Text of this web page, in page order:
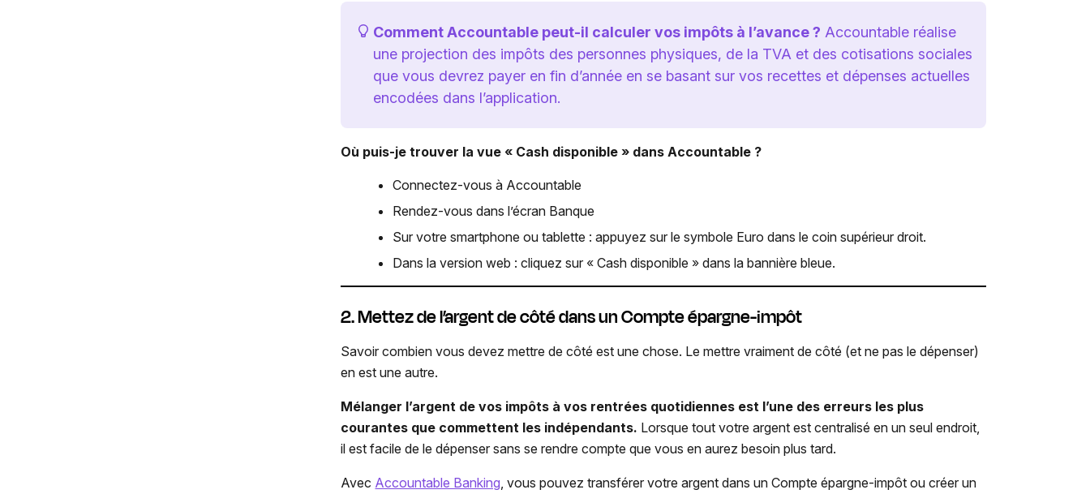
Comment Accountable peut-il calculer vos impôts à l’avance ? Accountable réalise
une projection des impôts des personnes physiques, de la TVA et des cotisations sociales
que vous devrez payer en fin d’année en se basant sur vos recettes et dépenses actuelles
encodées dans l’application.
Où puis-je trouver la vue « Cash disponible » dans Accountable ?
Connectez-vous à Accountable
Rendez-vous dans l’écran Banque
Sur votre smartphone ou tablette : appuyez sur le symbole Euro dans le coin supérieur droit.
Dans la version web : cliquez sur « Cash disponible » dans la bannière bleue.
2. Mettez de l’argent de côté dans un Compte épargne-impôt
Savoir combien vous devez mettre de côté est une chose. Le mettre vraiment de côté (et ne pas le dépenser)
en est une autre.
Mélanger l’argent de vos impôts à vos rentrées quotidiennes est l’une des erreurs les plus
courantes que commettent les indépendants. Lorsque tout votre argent est centralisé en un seul endroit,
il est facile de le dépenser sans se rendre compte que vous en aurez besoin plus tard.
Avec Accountable Banking , vous pouvez transférer votre argent dans un Compte épargne-impôt ou créer un